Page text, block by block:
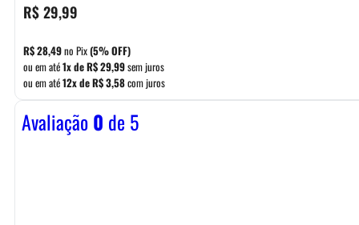
R$29,99
R$28,49no Pix(5% OFF)
ou em até1x deR$29,99sem juros
ou em até12x deR$3,58com juros
Avaliação0 de 5